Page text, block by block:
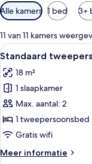
Beschikbare
filters
voor
kamers
Alle kamers 1 bed 3+
11 van 11 kamers
Alle
foto's
voor
Standaard
1
tweepersoonsbed
4
Standaard
18 m²
1 slaapkamer
Max. aantal: 2
1 tweepersoonsbed
Gratis wifi
Meer informatie
Meer